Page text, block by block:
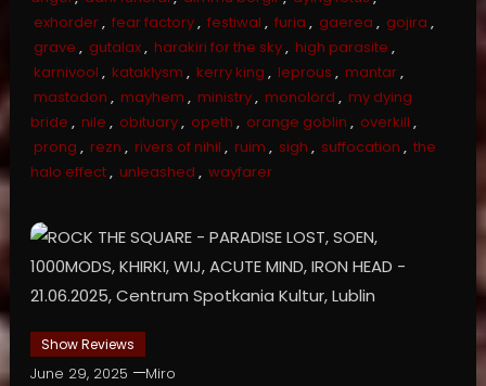
exhorder, fear factory, festiwal , furia , gaerea , gojira ,
grave , gutalax, harakiri for the sky, high parasite ,
karnivool , kataklysm , kerry king , leprous , mantar,
mastodon , mayhem , ministry, monolord , my dying
bride , nile , obituary, opeth , orange goblin , overkill ,
prong , rezn , rivers of nihil , ruim , sigh , suffocation , the
halo effect, unleashed , wayfarer
Show Reviews
June 29, 2025 Miro